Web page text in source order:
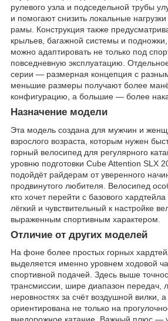
рулевого узла и подседельной трубы
и помогают снизить локальные
рамы. Конструкция также
крыльев, багажной системы и
можно адаптировать не только под
повседневную эксплуатацию.
серии — размерная концепция с
меньшие размеры получают более
конфигурацию, а большие — более
Назначение модели
Эта модель создана для мужчин и
взрослого возраста, которым нужен
горный велосипед для регулярного
уровню подготовки Cube Attention SLX
подойдёт райдерам от уверенного
продвинутого любителя. Велосипед
кто хочет перейти с базового
лёгкий и чувствительный к настройке
выраженным спортивным характером.
Отличие от других моделей
На фоне более простых горных
выделяется именно уровнем ходовой
спортивной подачей. Здесь выше
трансмиссии, шире диапазон передач,
неровностях за счёт воздушной вилки,
ориентирована не только на